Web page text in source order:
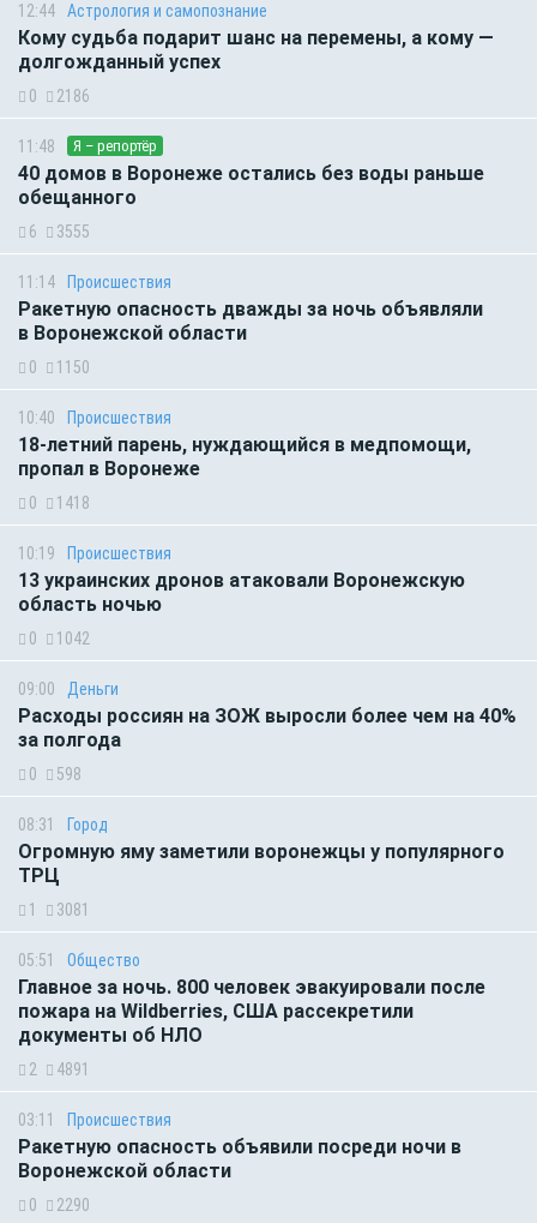
12:44 Астрология и самопознание
Кому судьба подарит шанс на перемены, а кому —
долгожданный успех
0 2186
11:48 Я – репортёр
40 домов в Воронеже остались без воды раньше
обещанного
6 3555
11:14 Происшествия
Ракетную опасность дважды за ночь объявляли
в Воронежской области
0 1150
10:40 Происшествия
18-летний парень, нуждающийся в медпомощи,
пропал в Воронеже
0 1418
10:19 Происшествия
13 украинских дронов атаковали Воронежскую
область ночью
0 1042
09:00 Деньги
Расходы россиян на ЗОЖ выросли более чем на 40%
за полгода
0 598
08:31 Город
Огромную яму заметили воронежцы у популярного
ТРЦ
1 3081
05:51 Общество
Главное за ночь. 800 человек эвакуировали после
пожара на Wildberries, США рассекретили
документы об НЛО
2 4891
03:11 Происшествия
Ракетную опасность объявили посреди ночи в
Воронежской области
0 2290